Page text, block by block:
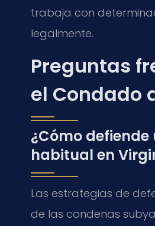
trabaja con
legalmente.
Preguntas
el Condado
¿Cómo
habitual en
Las estrategias de
de las condenas